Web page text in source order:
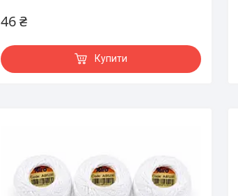
46 ₴
Купити